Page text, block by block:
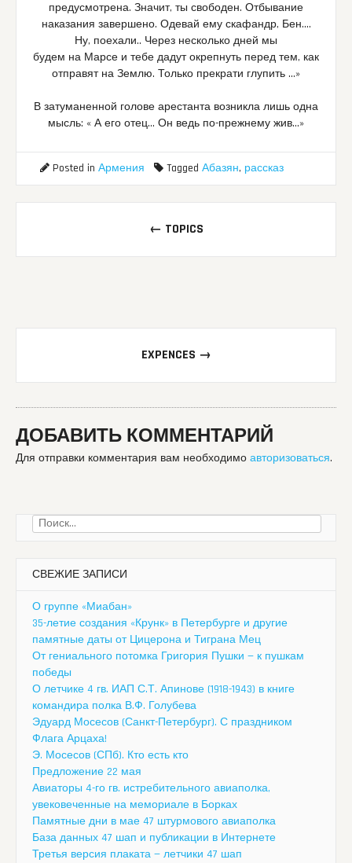
предусмотрена. Значит, ты свободен. Отбывание
наказания завершено. Одевай ему скафандр, Бен.…
Ну, поехали.. Через несколько дней мы
будем на Марсе и тебе дадут окрепнуть перед тем, как
отправят на Землю. Только прекрати глупить …»
В затуманенной голове арестанта возникла лишь одна
мысль: « А его отец… Он ведь по-прежнему жив…»
Posted in Армения Tagged Абазян, рассказ
navigation
← TOPICS
EXPENCES →
ДОБАВИТЬ КОММЕНТАРИЙ
Для отправки комментария вам необходимо авторизоваться.
Найти:
СВЕЖИЕ ЗАПИСИ
О группе «Миабан»
35-летие создания «Крунк» в Петербурге и другие
памятные даты от Цицерона и Тиграна Мец
От гениального потомка Григория Пушки — к пушкам
победы
О летчике 4 гв. ИАП С.Т. Апинове (1918-1943) в книге
командира полка В.Ф. Голубева
Эдуард Мосесов (Санкт-Петербург). С праздником
Флага Арцаха!
Э. Мосесов (СПб). Кто есть кто
Предложение 22 мая
Авиаторы 4-го гв. истребительного авиаполка,
увековеченные на мемориале в Борках
Памятные дни в мае 47 штурмового авиаполка
База данных 47 шап и публикации в Интернете
Третья версия плаката — летчики 47 шап